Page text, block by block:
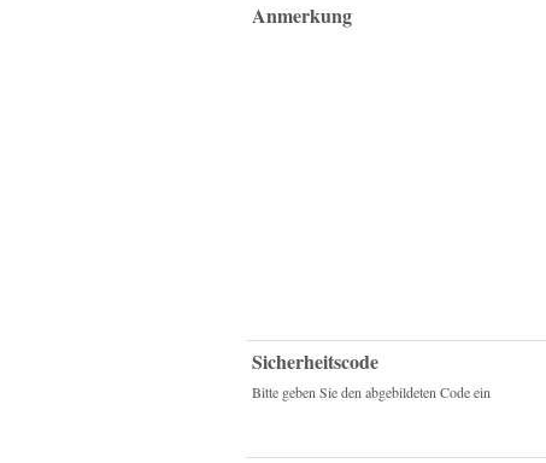
Anmerkung
Sicherheitscode
Bitte geben Sie den abgebildeten Code ein